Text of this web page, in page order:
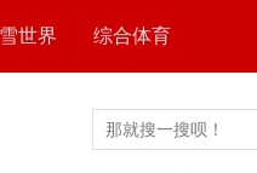
世界 综合体育